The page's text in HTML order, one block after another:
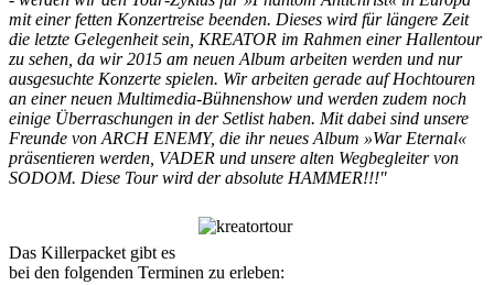
mit einer fetten Konzertreise beenden. Dieses wird für längere Zeit
die letzte Gelegenheit sein, KREATOR im Rahmen einer Hallentour
zu sehen, da wir 2015 am neuen Album arbeiten werden und nur
ausgesuchte Konzerte spielen. Wir arbeiten gerade auf Hochtouren
an einer neuen Multimedia-Bühnenshow und werden zudem noch
einige Überraschungen in der Setlist haben. Mit dabei sind unsere
Freunde von ARCH ENEMY, die ihr neues Album »War Eternal«
präsentieren werden, VADER und unsere alten Wegbegleiter von
SODOM. Diese Tour wird der absolute HAMMER!!!"
Das Killerpacket gibt es
bei den folgenden Terminen zu erleben: